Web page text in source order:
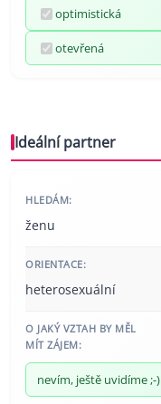
optimistická
otevřená
Ideální partner
HLEDÁM:
ženu
ORIENTACE:
heterosexuální
O JAKÝ VZTAH BY MĚL
MÍT ZÁJEM:
nevím, ještě uvidíme ;-)